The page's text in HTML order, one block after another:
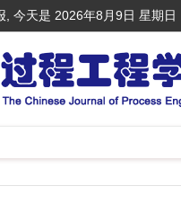
, 今天是 2026年8月9日 星期日